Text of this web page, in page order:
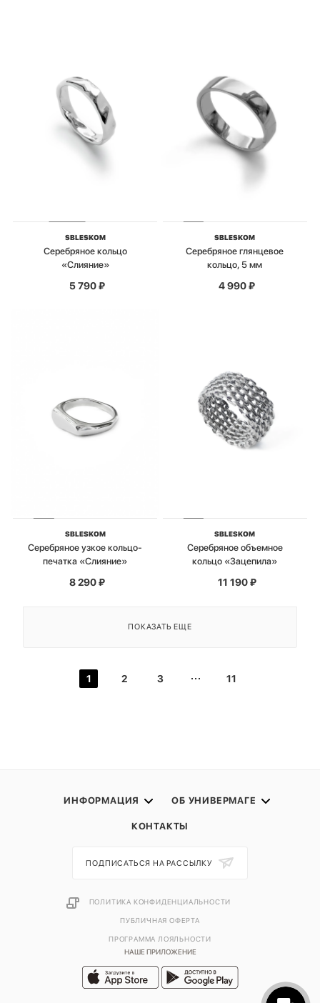
SBLESKOM
Серебряное кольцо
«Слияние»
5 790₽
SBLESKOM
Серебряное глянцевое
кольцо, 5 мм
4 990₽
SBLESKOM
Серебряное узкое кольцо-
печатка «Слияние»
8 290₽
SBLESKOM
Серебряное объемное
кольцо «Зацепила»
11 190₽
ПОКАЗАТЬ ЕЩЕ
1 2 3 11
ИНФОРМАЦИЯ ОБ УНИВЕРМАГЕ
КОНТАКТЫ
НАШЕ ПРИЛОЖЕНИЕ
ПОДПИСАТЬСЯ НА РАССЫЛКУ
ПОЛИТИКА КОНФИДЕНЦИАЛЬНОСТИ
ПУБЛИЧНАЯ ОФЕРТА
ПРОГРАММА ЛОЯЛЬНОСТИ